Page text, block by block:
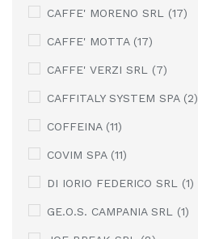
CAFFE' MORENO SRL (17)
CAFFE' MOTTA (17)
CAFFE' VERZI SRL (7)
CAFFITALY SYSTEM SPA (2)
COFFEINA (11)
COVIM SPA (11)
DI IORIO FEDERICO SRL (1)
GE.O.S. CAMPANIA SRL (1)